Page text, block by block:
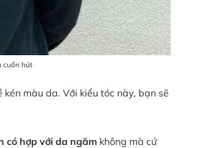
cuốn hút
màu da. Với kiểu tóc này, bạn sẽ
có hợp với da ngăm không mà cứ